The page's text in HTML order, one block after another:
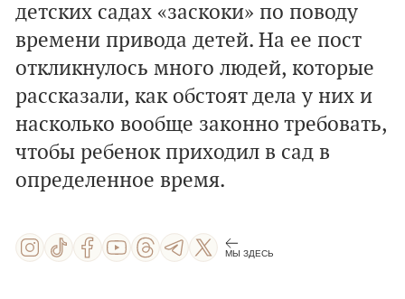
детских садах «заскоки» по поводу
времени привода детей. На ее пост
откликнулось много людей, которые
рассказали, как обстоят дела у них и
насколько вообще законно требовать,
чтобы ребенок приходил в сад в
определенное время.
МЫ ЗДЕСЬ